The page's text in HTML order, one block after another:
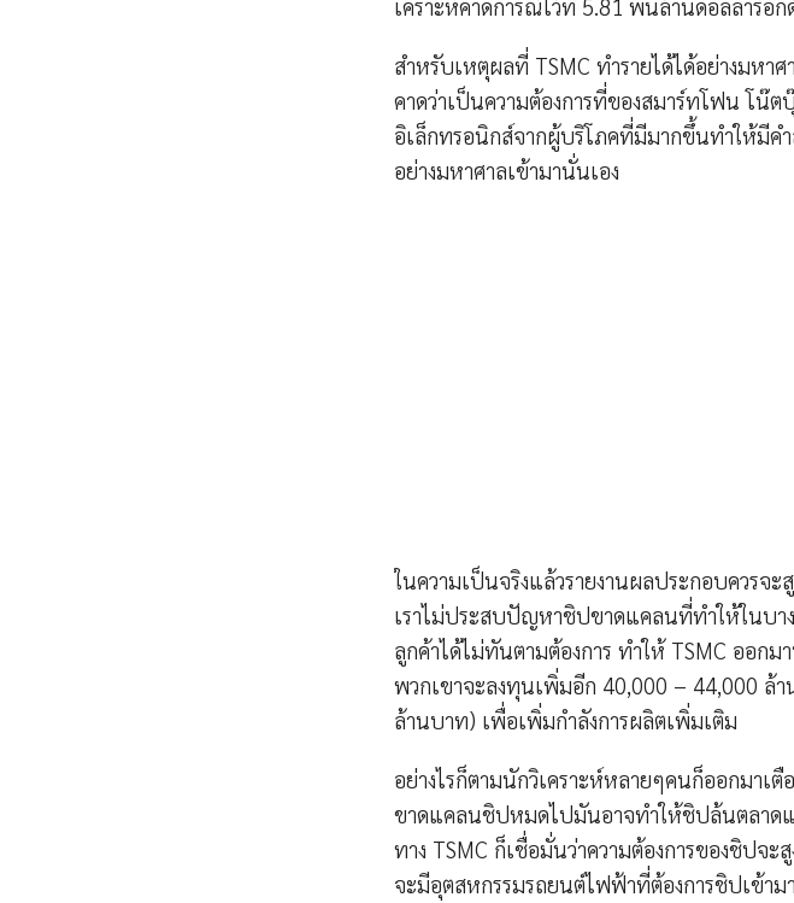
เคราะห์คาดการณ์ไว้ที่ 5.81 พันล้านดอลลาร์อีก
สำหรับเหตุผลที่ TSMC ทำรายได้ได้อย่างมหา
คาดว่าเป็นความต้องการที่ของสมาร์ทโฟน โน๊
อิเล็กทรอนิกส์จากผู้บริโภคที่มีมากขึ้นทำให้มีคำ
อย่างมหาศาลเข้ามานั่นเอง
ในความเป็นจริงแล้วรายงานผลประกอบควรจ
เราไม่ประสบปัญหาชิปขาดแคลนที่ทำให้ในบา
ลูกค้าได้ไม่ทันตามต้องการ ทำให้ TSMC ออกม
พวกเขาจะลงทุนเพิ่มอีก 40,000 – 44,000 ล้
ล้านบาท) เพื่อเพิ่มกำลังการผลิตเพิ่มเติม
อย่างไรก็ตามนักวิเคราะห์หลายๆคนก็ออกมาเตื
ขาดแคลนชิปหมดไปมันอาจทำให้ชิปล้นตลาด
ทาง TSMC ก็เชื่อมั่นว่าความต้องการของชิปจะ
จะมีอุตสหกรรมรถยนต์ไฟฟ้าที่ต้องการชิปเข้าม